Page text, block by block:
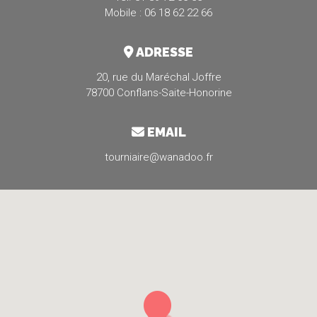
Mobile : 06 18 62 22 66
ADRESSE
20, rue du Maréchal Joffre
78700 Conflans-Saite-Honorine
EMAIL
tourniaire@wanadoo.fr